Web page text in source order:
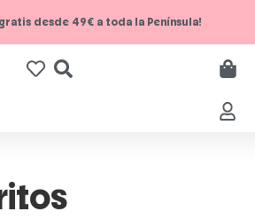
desde 49€ a toda la Península!